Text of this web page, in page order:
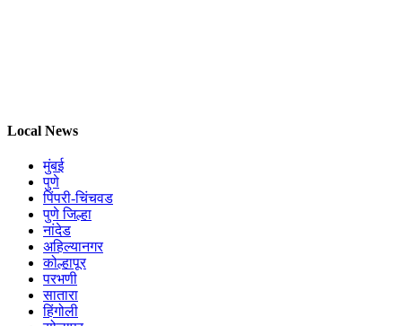
Local News
मुंबई
पुणे
पिंपरी-चिंचवड
पुणे जिल्हा
नांदेड
अहिल्यानगर
कोल्हापूर
परभणी
सातारा
हिंगोली